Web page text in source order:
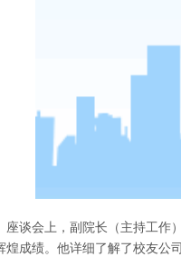
座谈会上，副院长（主持工作
煌成绩。 他详细了解了校友公